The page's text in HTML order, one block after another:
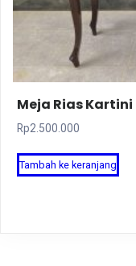
Meja Rias Kartini
Rp2.500.000
Tambah ke keranjang